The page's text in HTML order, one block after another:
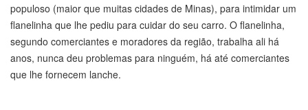
populoso (maior que muitas cidades de Minas), para intimidar um
flanelinha que lhe pediu para cuidar do seu carro. O flanelinha,
segundo comerciantes e moradores da região, trabalha ali há
anos, nunca deu problemas para ninguém, há até comerciantes
que lhe fornecem lanche.